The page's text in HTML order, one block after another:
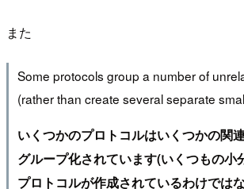
また
Some protocols group a number of
(rather than create several separate
いくつかのプロトコルはいくつかの関
グループ化されています(いくつもの小
プロトコルが作成されているわけではな